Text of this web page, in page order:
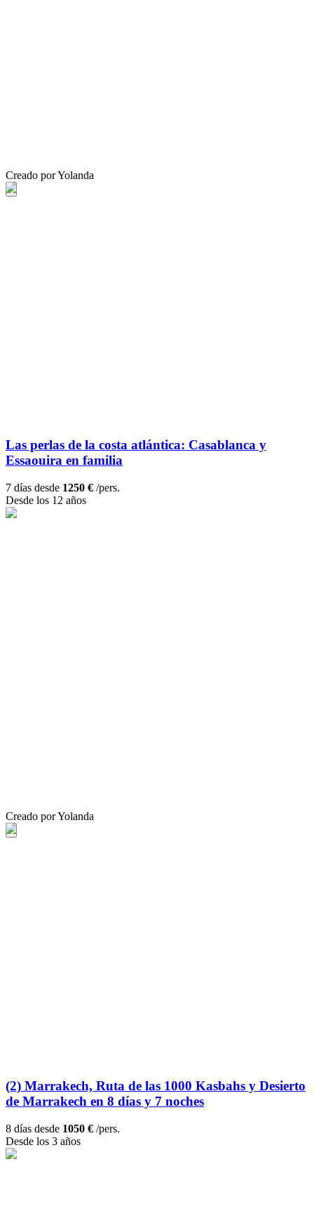
Creado por Yolanda
Las perlas de la costa atlántica: Casablanca y
Essaouira en familia
7 días desde 1250 € /pers.
Desde los 12 años
Creado por Yolanda
(2) Marrakech, Ruta de las 1000 Kasbahs y Desierto
de Marrakech en 8 días y 7 noches
8 días desde 1050 € /pers.
Desde los 3 años